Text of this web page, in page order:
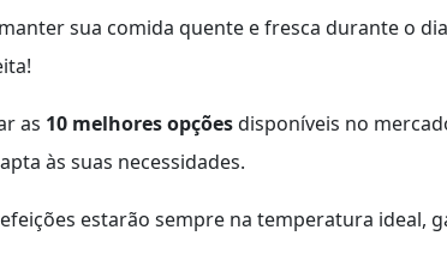
sua comida quente e fresca durante o
as 10 melhores opçõesdisponíveis no
às suas necessidades.
estarão sempre na temperatura ideal,